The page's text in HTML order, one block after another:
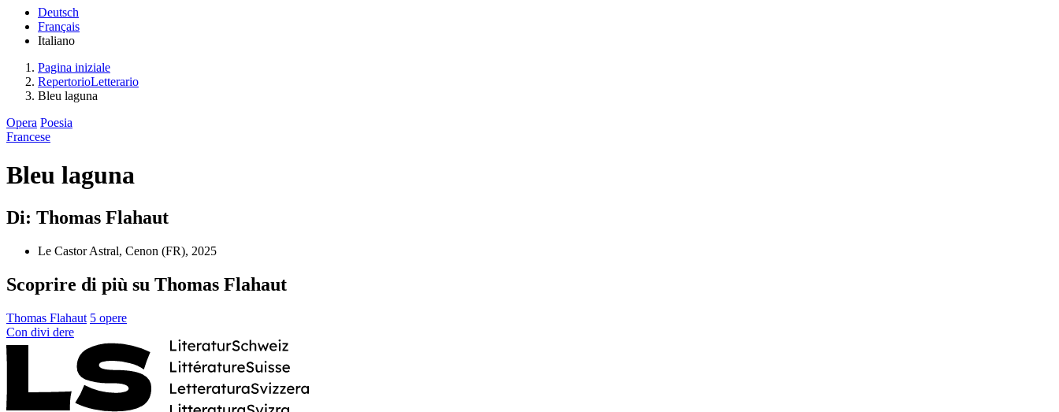
Deutsch
Français
Italiano
Pagina iniziale
RepertorioLetterario
Bleu laguna
Opera Poesia
Francese
Bleu laguna
Di: Thomas Flahaut
Le Castor Astral, Cenon (FR), 2025
Scoprire di più su Thomas Flahaut
Thomas Flahaut 5 opere
Con divi dere